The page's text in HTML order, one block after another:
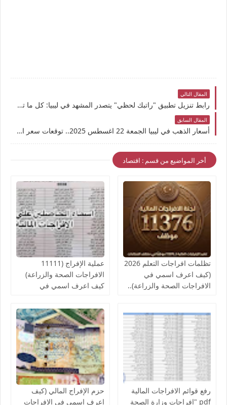
المقال التالي
رابط تنزيل تطبيق "راتبك لحظي" يتصدر المشهد في ليبيا: كل ما تريد معرفته عن التطبيق الذي أحدث ثورة في صرف الرواتب والافراجات
المقال السابق
أسعار الذهب في ليبيا الجمعة 22 اغسطس 2025.. توقعات سعر الذهب الجديد والمستعمل والكسر اليوم في سوق المشير
أخر المواضيع من قسم : اقتصاد
تظلمات افراجات التعلم 2026
(كيف اعرف اسمي في
الافراجات الصحة والزراعة)..
الصحة ومراقبات التعليم
عملية الإفراج (11111
الافراجات الصحة والزراعة)
كيف اعرف اسمي في
لإنجاز الإفراج المالي عن
رواتب الموظفين لشهر
أغسطس
رفع قوائم الافراجات المالية
pdf "افراجات وزارة الصحة
حزم الإفراج المالي (كيف
اعرف اسمي في الافراجات